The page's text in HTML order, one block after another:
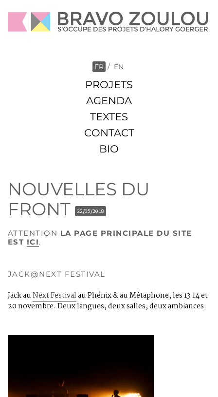
FR / EN
PROJETS
AGENDA
TEXTES
CONTACT
BIO
NOUVELLES DU
FRONT
22/05/2018
ATTENTION LA PAGE PRINCIPALE DU SITE
EST ICI.
JACK@NEXT FESTIVAL
Jack auNext Festivalau Phénix & au Métaphone, les 13 14 et
20 novembre. Deux langues, deux salles, deux ambiances.